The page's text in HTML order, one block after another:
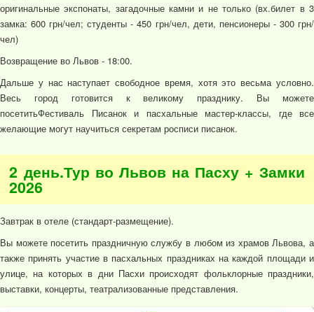
оригинальные экспонаты, загадочные камни и не только (вх.билет в 3
замка: 600 грн/чел; студенты - 450 грн/чел, дети, пенсионеры - 300 грн/
чел)
Возвращение во Львов - 18:00.
Дальше у нас наступает свободное время, хотя это весьма условно.
Весь город готовится к великому празднику. Вы можете
посетитьФестиваль Писанок и пасхальные мастер-классы, где все
желающие могут научиться секретам росписи писанок.
2 день.Тур во Львов на Пасху + Замки
2026
Завтрак в отеле (стандарт-размещение).
Вы можете посетить праздничную службу в любом из храмов Львова, а
также принять участие в пасхальных праздниках на каждой площади и
улице, на которых в дни Пасхи происходят фольклорные праздники,
выставки, концерты, театрализованные представления.